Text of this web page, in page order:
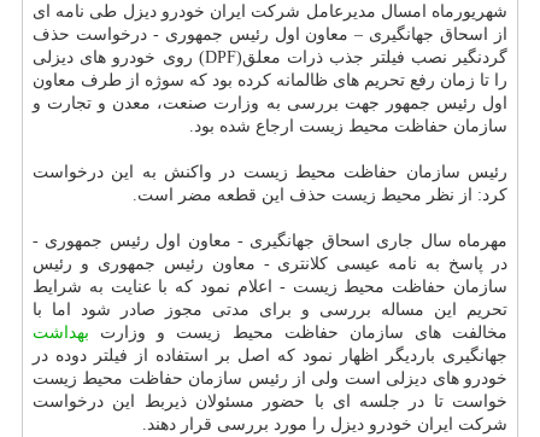
شهریورماه امسال مدیرعامل شركت ایران خودرو دیزل طی نامه ای
از اسحاق جهانگیری – معاون اول رئیس جمهوری - درخواست حذف
گردنگیر نصب فیلتر جذب ذرات معلق(DPF) روی خودرو های دیزلی
را تا زمان رفع تحریم های ظالمانه كرده بود كه سوژه از طرف معاون
اول رئیس جمهور جهت بررسی به وزارت صنعت، معدن و تجارت و
سازمان حفاظت محیط زیست ارجاع شده بود.
رئیس سازمان حفاظت محیط زیست در واكنش به این درخواست
كرد: از نظر محیط زیست حذف این قطعه مضر است.
مهرماه سال جاری اسحاق جهانگیری - معاون اول رئیس جمهوری -
در پاسخ به نامه عیسی كلانتری - معاون رئیس جمهوری و رئیس
سازمان حفاظت محیط زیست - اعلام نمود كه با عنایت به شرایط
تحریم این مساله بررسی و برای مدتی مجوز صادر شود اما با
مخالفت های سازمان حفاظت محیط زیست و وزارت بهداشت
جهانگیری باردیگر اظهار نمود كه اصل بر استفاده از فیلتر دوده در
خودرو های دیزلی است ولی از رئیس سازمان حفاظت محیط زیست
خواست تا در جلسه ای با حضور مسئولان ذیربط این درخواست
شركت ایران خودرو دیزل را مورد بررسی قرار دهند.